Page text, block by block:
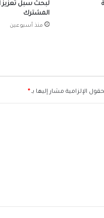
لبحث سبل تعزيز
المشترك
منذ أسبوعين
الإلزامية مشار إليها بـ *